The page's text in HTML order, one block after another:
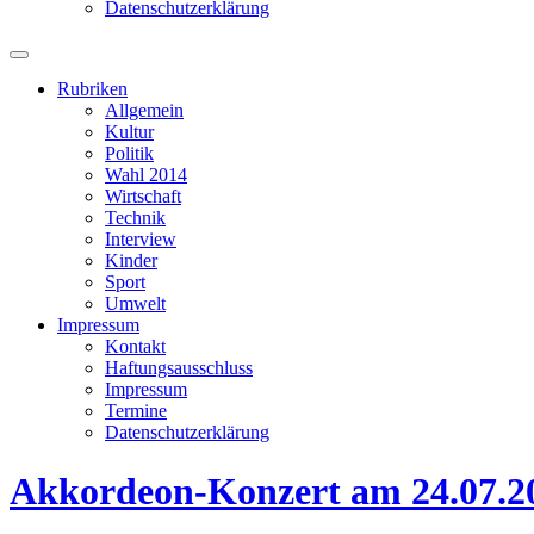
Datenschutzerklärung
Suchfeld
ein-/ausblenden
Rubriken
Allgemein
Kultur
Politik
Wahl 2014
Wirtschaft
Technik
Interview
Kinder
Sport
Umwelt
Impressum
Kontakt
Haftungsausschluss
Impressum
Termine
Datenschutzerklärung
Akkordeon-Konzert am